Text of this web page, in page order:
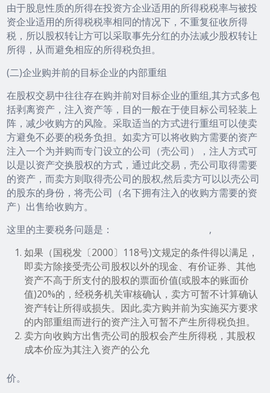
由于股息性质的所得在投资方企业适用的所得税税率与被投
资企业适用的所得税税率相同的情况下，不重复征收所得
税，所以股权转让方可以采取事先分红的办法减少股权转让
所得，从而避免相应的所得税负担。
(二)企业购并前的目标企业的内部重组
在股权交易中往往存在购并前对目标企业的重组,其方式多包
括剥离资产，注入资产等，目的一般在于使目标公司轻装上
阵，减少收购方的风险。采取适当的方式进行重组可以使卖
方避免不必要的税务负担。如卖方可以将收购方需要的资产
注入一个为并购而专门设立的公司（壳公司），注人方式可
以是以资产交换股权的方式，通过此交易，壳公司取得需要
的资产，而卖方则取得壳公司的股权,然后卖方可以以壳公司
的股东的身份，将壳公司（名下拥有注入的收购方需要的资
产）出售给收购方。
这里的主要税务问题是： ,
如果（国税发〔2000〕118号)文规定的条件得以满足，
即卖方除接受壳公司股权以外的现金、有价证券、其他
资产不高于所支付的股权的票面价值(或股本的账面价
值)20%的，经税务机关审核确认，卖方可暂不计算确认
资产转让所得或损失。因此,卖方购并前为实施买方要求
的内部重组而进行的资产注入可暂不产生所得税负担。
卖方向收购方出售壳公司的股权会产生所得税，其股权
成本价应为其注入资产的公允
价。